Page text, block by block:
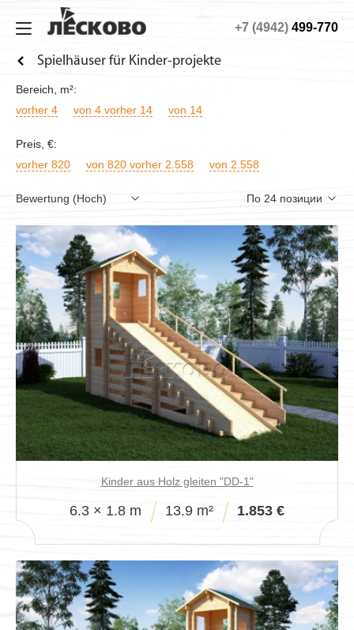
PROJEKTE
Aussensaunen
Kinderspielhäuser
Veranden
Gerätehäuser
Gartenmöbel Holz
Hundehütten
Carports aus Holz
Verkaufspavillon
ZU HAUSE
Landhäuser
TECHNOLOGIE
Material
Hausmontage
Fotogalerie
ÜBER DIE FIRMA
MONTAGESERVICE
Wie bestelle ich
+7 (4942) 499-770
Spielhäuser für Kinder-projekte
Bereich , m²:
vorher 4
von 4 vorher 14 von 14
Preis , €:
vorher 820
von 820 vorher 2.558 von 2.558
Kinder aus Holz gleiten "DD-1"
6.3 × 1.8 m 13.9 m² 1.853 €